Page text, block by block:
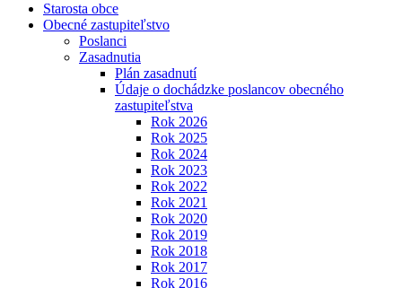
Starosta obce
Obecné zastupiteľstvo
Poslanci
Zasadnutia
Plán zasadnutí
Údaje o dochádzke poslancov obecného
zastupiteľstva
Rok 2026
Rok 2025
Rok 2024
Rok 2023
Rok 2022
Rok 2021
Rok 2020
Rok 2019
Rok 2018
Rok 2017
Rok 2016